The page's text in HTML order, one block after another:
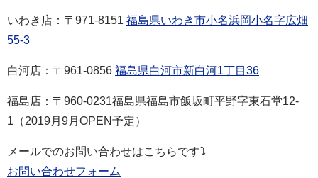
いわき店： 〒971-8151 福島県いわき市小名浜岡小名字広畑
55-3
白河店： 〒961-0856 福島県白河市新白河1丁目36
福島店：〒960-0231福島県福島市飯坂町平野字東石堂12‐
1（2019月9月OPEN予定）
メールでのお問い合わせはこちらです⤵
お問い合わせフォーム